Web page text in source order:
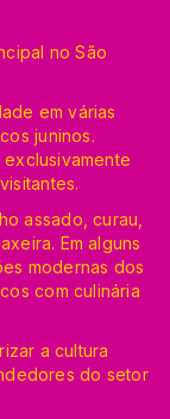
no São
em várias
juninos.
assado, curau,
Em alguns
modernas dos
com culinária
a cultura
do setor